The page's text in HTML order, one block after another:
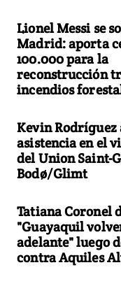
Lionel Messi se
Madrid: aporta
100.000 para la
reconstrucción
incendios
Kevin Rodríguez
asistencia en el
del Union Saint-
Bodø/Glimt
Tatiana Coronel
"Guayaquil
adelante" luego
contra Aquiles